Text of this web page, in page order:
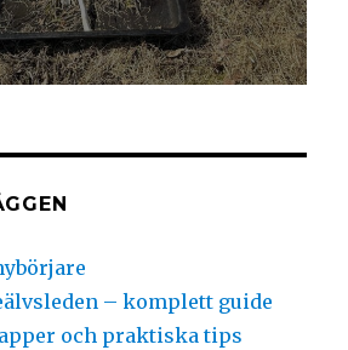
– komplett guide
och praktiska tips